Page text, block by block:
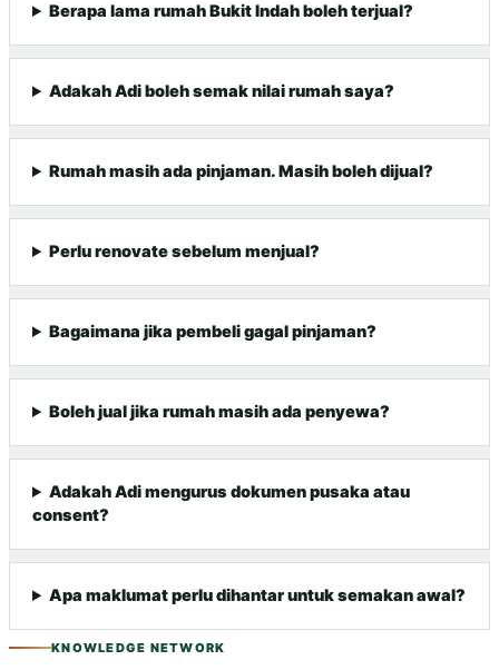
Berapa lama rumah Bukit Indah boleh terjual?
Adakah Adi boleh semak nilai rumah saya?
Rumah masih ada pinjaman. Masih boleh dijual?
Perlu renovate sebelum menjual?
Bagaimana jika pembeli gagal pinjaman?
Boleh jual jika rumah masih ada penyewa?
Adakah Adi mengurus dokumen pusaka atau
consent?
Apa maklumat perlu dihantar untuk semakan awal?
KNOWLEDGE NETWORK